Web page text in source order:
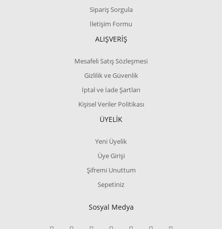
Sipariş Sorgula
İletişim Formu
ALIŞVERİŞ
Mesafeli Satış Sözleşmesi
Gizlilik ve Güvenlik
İptal ve İade Şartları
Kişisel Veriler Politikası
ÜYELİK
Yeni Üyelik
Üye Girişi
Şifremi Unuttum
Sepetiniz
Sosyal Medya